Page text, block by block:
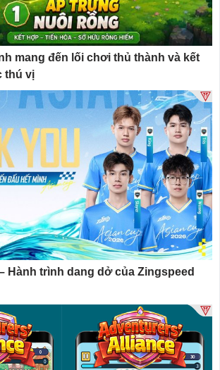
mang đến lối chơi thủ thành và kết
thú vị
Hành trình dang dở của Zingspeed